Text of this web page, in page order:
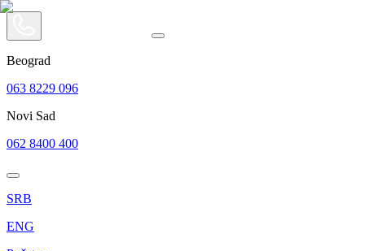
Beograd
063 8229 096
Novi Sad
062 8400 400
SRB
ENG